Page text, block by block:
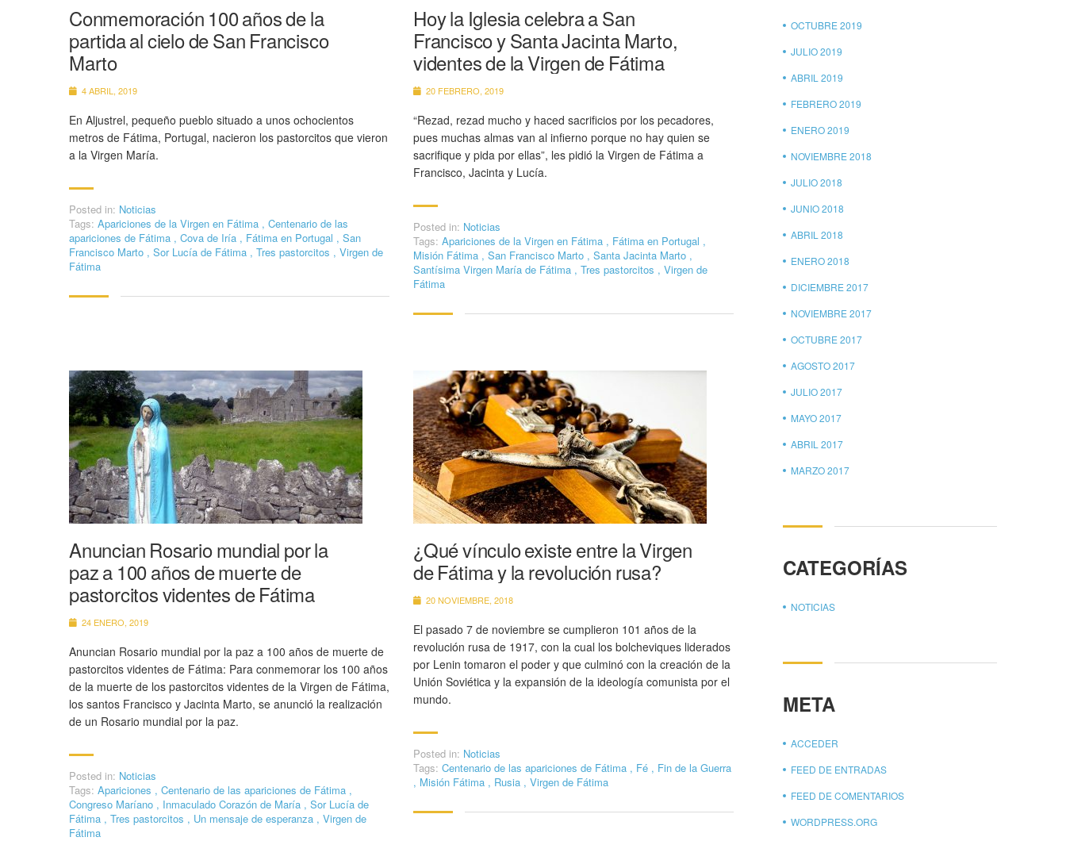
Conmemoración 100 años de la
partida al cielo de San Francisco
Marto
4 ABRIL, 2019
En Aljustrel, pequeño pueblo situado a unos ochocientos
metros de Fátima, Portugal, nacieron los pastorcitos que vieron
a la Virgen María.
Posted in: Noticias
Tags: Apariciones de la Virgen en Fátima , Centenario de las
apariciones de Fátima , Cova de Iría , Fátima en Portugal , San
Francisco Marto , Sor Lucía de Fátima , Tres pastorcitos , Virgen de
Fátima
Hoy la Iglesia celebra a San
Francisco y Santa Jacinta Marto,
videntes de la Virgen de Fátima
20 FEBRERO, 2019
“Rezad, rezad mucho y haced sacrificios por los pecadores,
pues muchas almas van al infierno porque no hay quien se
sacrifique y pida por ellas”, les pidió la Virgen de Fátima a
Francisco, Jacinta y Lucía.
Posted in: Noticias
Tags: Apariciones de la Virgen en Fátima , Fátima en Portugal ,
Misión Fátima , San Francisco Marto , Santa Jacinta Marto ,
Santísima Virgen María de Fátima , Tres pastorcitos , Virgen de
Fátima
Anuncian Rosario mundial por la
paz a 100 años de muerte de
pastorcitos videntes de Fátima
24 ENERO, 2019
Anuncian Rosario mundial por la paz a 100 años de muerte de
pastorcitos videntes de Fátima: Para conmemorar los 100 años
de la muerte de los pastorcitos videntes de la Virgen de Fátima,
los santos Francisco y Jacinta Marto, se anunció la realización
de un Rosario mundial por la paz.
Posted in: Noticias
Tags: Apariciones , Centenario de las apariciones de Fátima ,
Congreso Maríano , Inmaculado Corazón de María , Sor Lucía de
Fátima , Tres pastorcitos , Un mensaje de esperanza , Virgen de
Fátima
¿Qué vínculo existe entre la Virgen
de Fátima y la revolución rusa?
20 NOVIEMBRE, 2018
El pasado 7 de noviembre se cumplieron 101 años de la
revolución rusa de 1917, con la cual los bolcheviques liderados
por Lenin tomaron el poder y que culminó con la creación de la
Unión Soviética y la expansión de la ideología comunista por el
mundo.
Posted in: Noticias
Tags: Centenario de las apariciones de Fátima , Fé , Fin de la Guerra
, Misión Fátima , Rusia , Virgen de Fátima
OCTUBRE 2019
JULIO 2019
ABRIL 2019
FEBRERO 2019
ENERO 2019
NOVIEMBRE 2018
JULIO 2018
JUNIO 2018
ABRIL 2018
ENERO 2018
DICIEMBRE 2017
NOVIEMBRE 2017
OCTUBRE 2017
AGOSTO 2017
JULIO 2017
MAYO 2017
ABRIL 2017
MARZO 2017
CATEGORÍAS
NOTICIAS
META
ACCEDER
FEED DE ENTRADAS
FEED DE COMENTARIOS
WORDPRESS.ORG